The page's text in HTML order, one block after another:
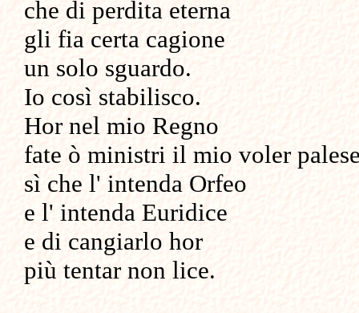
che di perdita eterna
gli fia certa cagione
un solo sguardo.
Io così stabilisco.
Hor nel mio Regno
fate ò ministri il mio voler
sì che l' intenda Orfeo
e l' intenda Euridice
e di cangiarlo hor
più tentar non lice.